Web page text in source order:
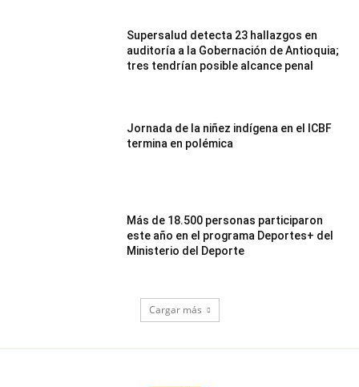
Supersalud detecta 23 hallazgos en
auditoría a la Gobernación de Antioquia;
tres tendrían posible alcance penal
Jornada de la niñez indígena en el ICBF
termina en polémica
Más de 18.500 personas participaron
este año en el programa Deportes+ del
Ministerio del Deporte
Cargar más